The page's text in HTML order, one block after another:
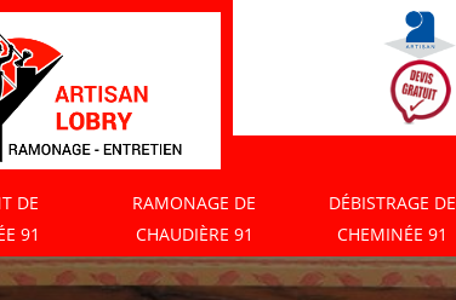
DE
91
RAMONAGE DE
CHAUDIÈRE 91
DÉBISTRAGE DE
CHEMINÉE 91